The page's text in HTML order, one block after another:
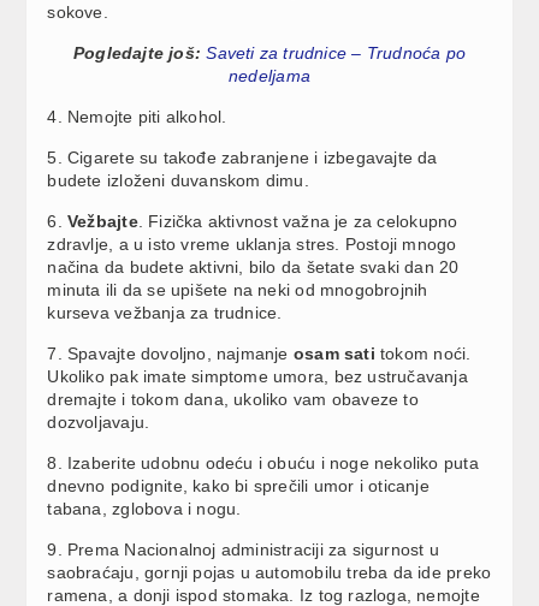
sokove.
Pogledajte još:Saveti za trudnice – Trudnoća po
nedeljama
4. Nemojte piti alkohol.
5. Cigarete su takođe zabranjene i izbegavajte da
budete izloženi duvanskom dimu.
6.Vežbajte. Fizička aktivnost važna je za celokupno
zdravlje, a u isto vreme uklanja stres. Postoji mnogo
načina da budete aktivni, bilo da šetate svaki dan 20
minuta ili da se upišete na neki od mnogobrojnih
kurseva vežbanja za trudnice.
7. Spavajte dovoljno, najmanje osam sati tokom noći.
Ukoliko pak imate simptome umora, bez ustručavanja
dremajte i tokom dana, ukoliko vam obaveze to
dozvoljavaju.
8. Izaberite udobnu odeću i obuću i noge nekoliko puta
dnevno podignite, kako bi sprečili umor i oticanje
tabana, zglobova i nogu.
9. Prema Nacionalnoj administraciji za sigurnost u
saobraćaju, gornji pojas u automobilu treba da ide preko
ramena, a donji ispod stomaka. Iz tog razloga, nemojte